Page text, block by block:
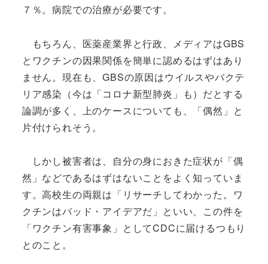
７％。病院での治療が必要です。
もちろん、医薬産業界と行政、メディアはGBS
とワクチンの因果関係を簡単に認めるはずはあり
ません。現在も、GBSの原因はウイルスやバクテ
リア感染（今は「コロナ新型肺炎」も）だとする
論調が多く、上のケースについても、「偶然」と
片付けられそう。
しかし被害者は、自分の身におきた症状が「偶
然」などであるはずはないことをよく知っていま
す。高校生の両親は「リサーチしてわかった。ワ
クチンはバッド・アイデアだ」といい、この件を
「ワクチン有害事象」としてCDCに届けるつもり
とのこと。